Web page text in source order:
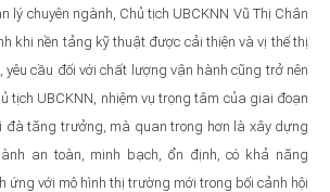
lý chuyên ngành, Chủ tịch UBCKNN Vũ Thị Chân
khi nền tảng kỹ thuật được cải thiện và vị thế thị
cầu đối với chất lượng vận hành cũng trở nên
tịch UBCKNN, nhiệm vụ trọng tâm của giai đoạn
đà tăng trưởng, mà quan trọng hơn là xây dựng
an toàn, minh bạch, ổn định, có khả năng
ứng với mô hình thị trường mới trong bối cảnh hội